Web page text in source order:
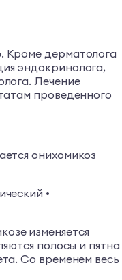
. Кроме дерматолога
эндокринолога,
Лечение
проведенного
онихомикоз
•
изменяется
полосы и пятна
Со временем весь